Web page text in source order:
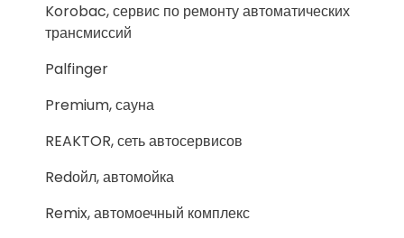
Korobac, сервис по ремонту автоматических
трансмиссий
Palfinger
Premium, сауна
REAKTOR, сеть автосервисов
Redойл, автомойка
Remix, автомоечный комплекс